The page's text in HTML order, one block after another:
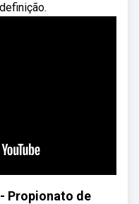
Propionato de